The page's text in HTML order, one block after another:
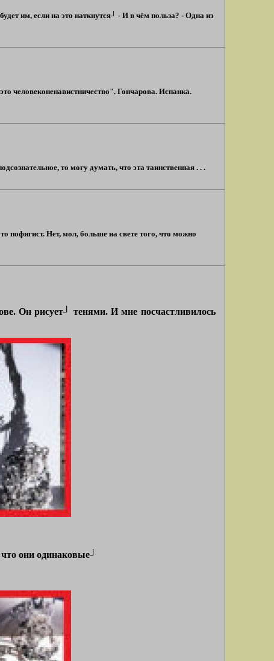
им, если на это наткнутся┘ - И в чём польза? - Одна из
человеконенавистничество". Гончарова. Испанка.
то могу думать, что эта таинственная . . .
пофигист. Нет, мол, больше на свете того, что можно
Он рисует┘ тенями. И мне посчастливилось
они одинаковые┘